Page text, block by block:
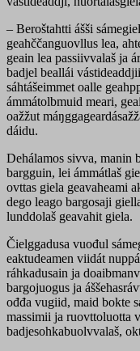
– Beroštahtti ášši
geahččanguovllus lea,
geain lea passiivvalaš ja
badjel beallái
sáhtášeimmet oalle
ámmátolbmuid meari,
oažžut
dáidu.
Dehálamos sivva, manin
bargguin, lei ámmátlaš
ovttas giela geavaheami
dego leago bargosaji
lunddolaš geavahit giela.
Čielggadusa vuođul
eaktudeamen viidát
ráhkadusain ja
bargojuogus ja
ođđa vugiid, maid bokte
massimii ja ruovttoluotta
badjesohkabuolvvalaš,